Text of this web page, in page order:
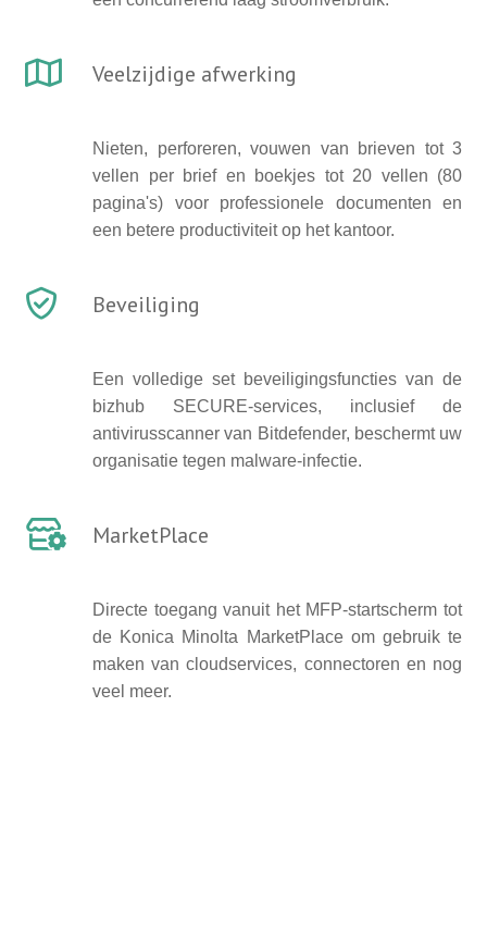
Veelzijdige afwerking
Nieten, perforeren, vouwen van brieven tot 3
vellen per brief en boekjes tot 20 vellen (80
pagina's) voor professionele documenten en
een betere productiviteit op het kantoor.
Beveiliging
Een volledige set beveiligingsfuncties van de
bizhub SECURE-services, inclusief de
antivirusscanner van Bitdefender, beschermt uw
organisatie tegen malware-infectie.
MarketPlace
Directe toegang vanuit het MFP-startscherm tot
de Konica Minolta MarketPlace om gebruik te
maken van cloudservices, connectoren en nog
veel meer.